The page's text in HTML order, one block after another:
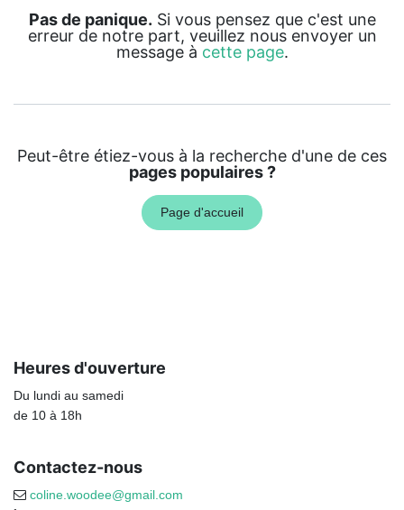
Pas de panique. Si vous pensez que c'est une
erreur de notre part, veuillez nous envoyer un
message à cette page.
Peut-être étiez-vous à la recherche d'une de ces
pages populaires ?
Page d'accueil
Heures d'ouverture
Du lundi au samedi
de 10 à 18h
Contactez-nous
coline.woodee@gmail.com